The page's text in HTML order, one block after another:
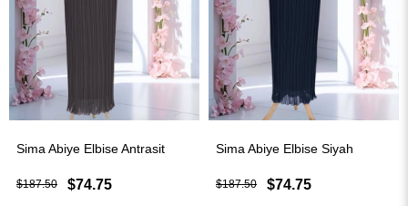
Sima Abiye Elbise Siyah
$187.50
Sima Abiye Elbise
$187.50